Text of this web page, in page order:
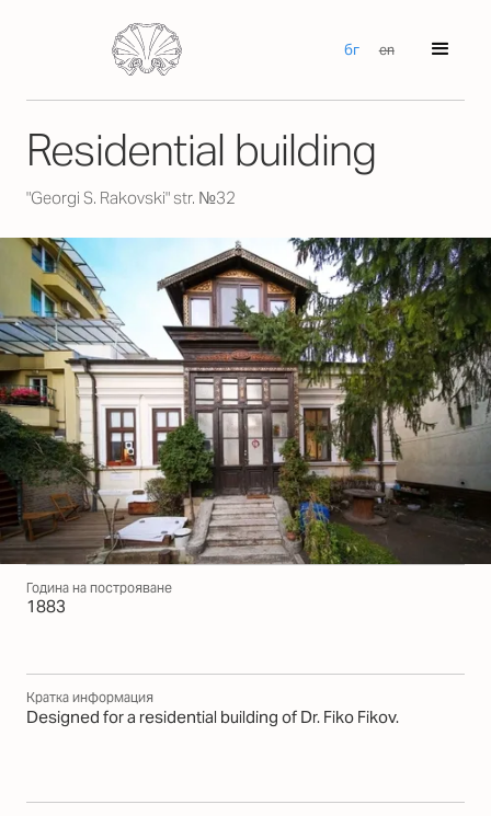
бг en
Residential building
"Georgi S. Rakovski" str. №32
Година на построяване
1883
Кратка информация
Designed for a residential building of Dr. Fiko Fikov.